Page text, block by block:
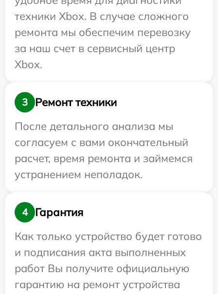
техники Xbox. В случае сложного
ремонта мы обеспечим перевозку
за наш счет в сервисный центр
Xbox.
3
Ремонт техники
После детального анализа мы
согласуем с вами окончательный
расчет, время ремонта и займемся
устранением неполадок.
4
Гарантия
Как только устройство будет готово
и подписания акта выполненных
работ Вы получите официальную
гарантию на ремонт устройства